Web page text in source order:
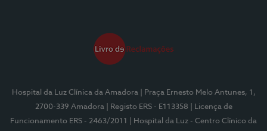
Hospital da Luz Clínica da Amadora
| Praça Ernesto Melo Antunes, 1,
2700-339 Amadora
| Registo ERS - E113358
| Licença de
Funcionamento ERS - 2463/2011
| Hospital da Luz - Centro Clínico da